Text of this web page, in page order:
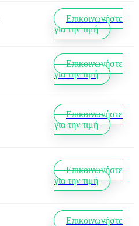
Επικοινωνήστε
για την τιμή
Επικοινωνήστε
για την τιμή
Επικοινωνήστε
για την τιμή
Επικοινωνήστε
για την τιμή
Επικοινωνήστε